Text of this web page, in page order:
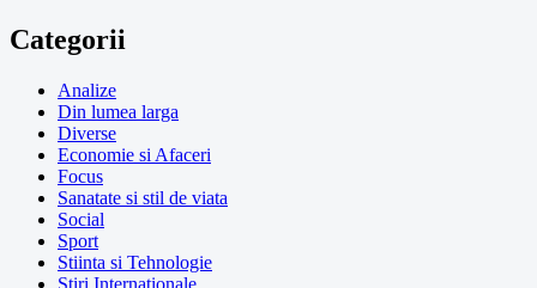
Categorii
Analize
Din lumea larga
Diverse
Economie si Afaceri
Focus
Sanatate si stil de viata
Social
Sport
Stiinta si Tehnologie
Stiri Internationale